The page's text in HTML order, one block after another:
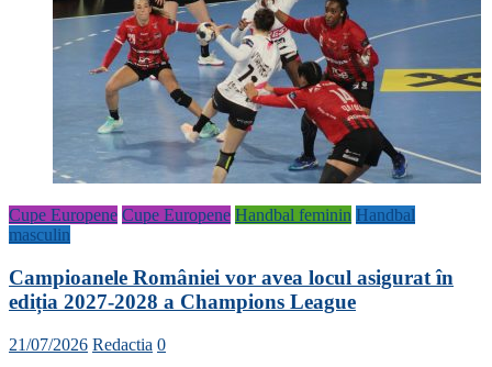
Cupe Europene Cupe Europene Handbal feminin Handbal
masculin
Campioanele României vor avea locul asigurat în
ediția 2027-2028 a Champions League
21/07/2026 Redactia 0